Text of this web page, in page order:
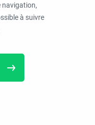
navigation,
à suivre